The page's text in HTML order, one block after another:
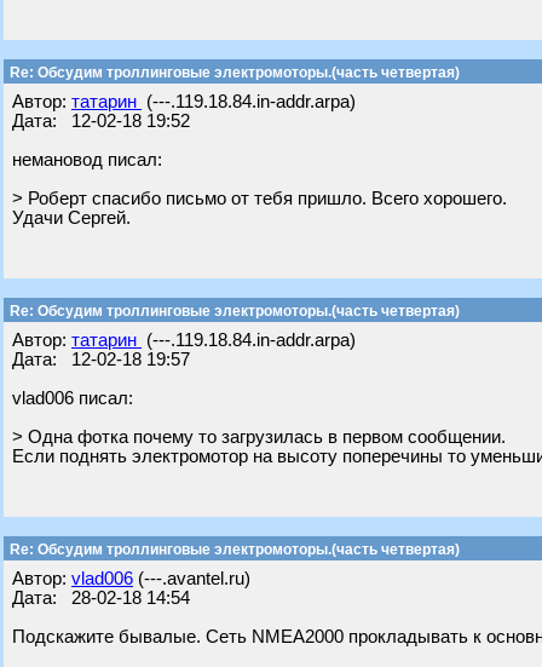
Re: Обсудим троллинговые электромоторы.(часть четвертая)
Автор: татарин (---.119.18.84.in-addr.arpa)
Дата: 12-02-18 19:52
немановод писал:
> Роберт спасибо письмо от тебя пришло. Всего хорошего.
Удачи Сергей.
Re: Обсудим троллинговые электромоторы.(часть четвертая)
Автор: татарин (---.119.18.84.in-addr.arpa)
Дата: 12-02-18 19:57
vlad006 писал:
> Одна фотка почему то загрузилась в первом сообщении.
Если поднять электромотор на высоту поперечины то
Re: Обсудим троллинговые электромоторы.(часть четвертая)
Автор: vlad006 (---.avantel.ru)
Дата: 28-02-18 14:54
Подскажите бывалые. Сеть NMEA2000 прокладывать к